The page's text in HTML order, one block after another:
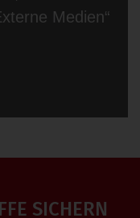
Medien“
SICHERN